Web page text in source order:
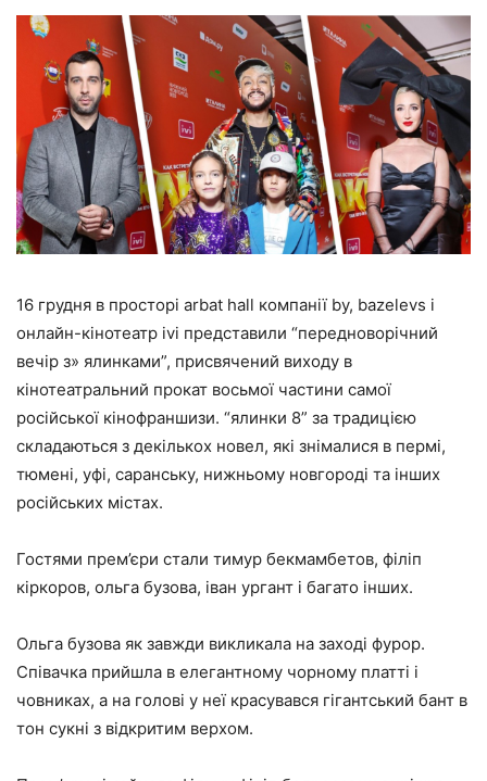
16 грудня в просторі arbat hall компанії by, bazelevs і
онлайн-кінотеатр ivi представили “передноворічний
вечір з» ялинками”, присвячений виходу в
кінотеатральний прокат восьмої частини самої
російської кінофраншизи. “ялинки 8” за традицією
складаються з декількох новел, які знімалися в пермі,
тюмені, уфі, саранську, нижньому новгороді та інших
російських містах.
Гостями прем’єри стали тимур бекмамбетов, філіп
кіркоров, ольга бузова, іван ургант і багато інших.
Ольга бузова як завжди викликала на заході фурор.
Співачка прийшла в елегантному чорному платті і
човниках, а на голові у неї красувався гігантський бант в
тон сукні з відкритим верхом.